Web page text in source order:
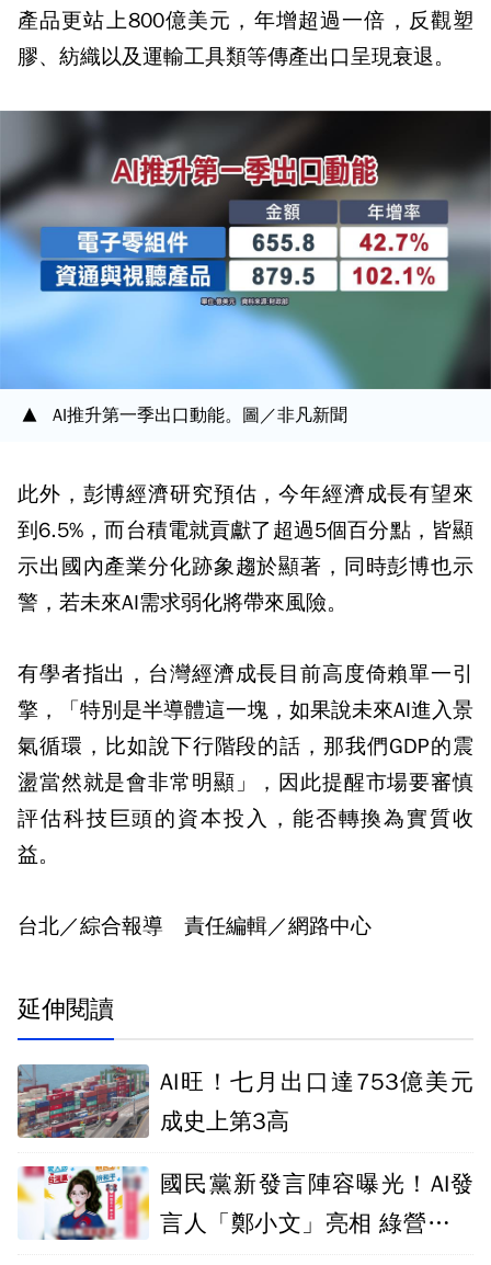
產品更站上800億美元，年增超過一倍，反觀塑
膠、紡織以及運輸工具類等傳產出口呈現衰退。
AI推升第一季出口動能。圖／非凡新聞
此外，彭博經濟研究預估，今年經濟成長有望來
到6.5%，而台積電就貢獻了超過5個百分點，皆顯
示出國內產業分化跡象趨於顯著，同時彭博也示
警，若未來AI需求弱化將帶來風險。
有學者指出，台灣經濟成長目前高度倚賴單一引
擎，「特別是半導體這一塊，如果說未來AI進入景
氣循環，比如說下行階段的話，那我們GDP的震
盪當然就是會非常明顯」，因此提醒市場要審慎
評估科技巨頭的資本投入，能否轉換為實質收
益。
台北／綜合報導 責任編輯／網路中心
延伸閱讀
AI旺！七月出口達753億美元
成史上第3高
國民黨新發言陣容曝光！AI發
言人「鄭小文」亮相 綠營酸：